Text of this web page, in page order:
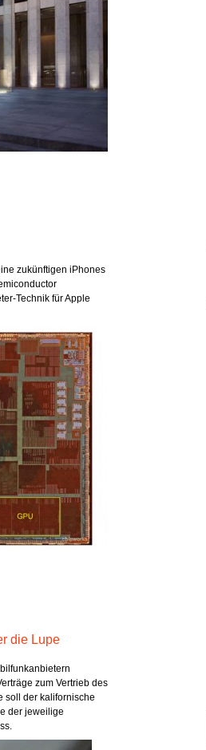
zukünftigen iPhones
Technik für Apple
die Lupe
zum Vertrieb des
soll der kalifornische
der jeweilige